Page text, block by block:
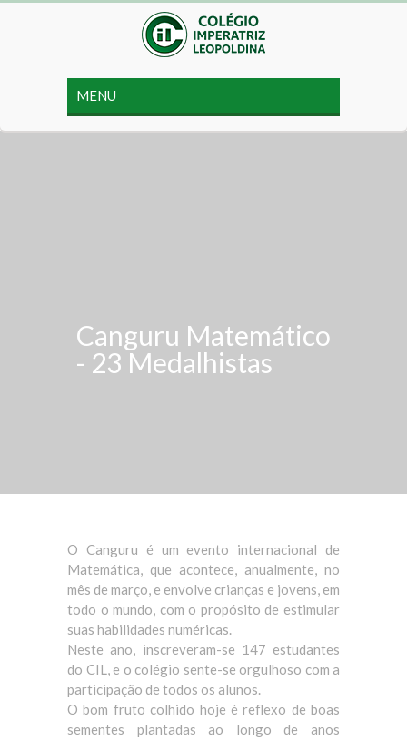
Canguru Matemático
- 23 Medalhistas
O Canguru é um evento internacional de
Matemática, que acontece, anualmente, no
mês de março, e envolve crianças e jovens, em
todo o mundo, com o propósito de estimular
suas habilidades numéricas.
Neste ano, inscreveram-se 147 estudantes
do CIL, e o colégio sente-se orgulhoso com a
participação de todos os alunos.
O bom fruto colhido hoje é reflexo de boas
sementes plantadas ao longo de anos